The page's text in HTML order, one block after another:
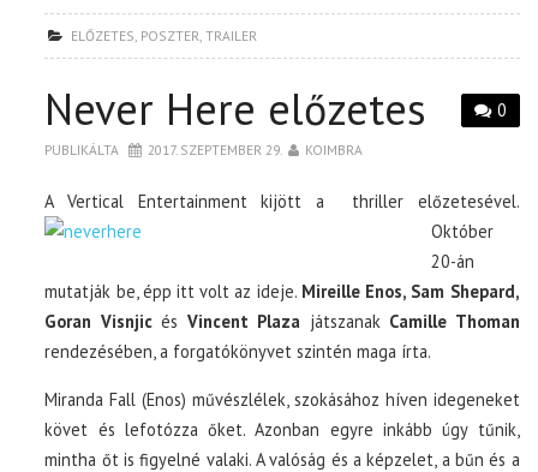
ELŐZETES POSZTER ,TRAILER
0
Never Here előzetes
PUBLIKÁLTA 2017. SZEPTEMBER 29. KOIMBRA
A Vertical Entertainment kijött a
thriller előzetesével.
Október
20-án
mutatják be, épp itt volt az ideje. Mireille Enos, Sam Shepard,
Goran Visnjicés Vincent Plaza játszanak Camille Thoman
rendezésében, a forgatókönyvet szintén maga írta.
Miranda Fall (Enos) művészlélek, szokásához híven idegeneket
követ és lefotózza őket. Azonban egyre inkább úgy tűnik,
mintha őt is figyelné valaki. A valóság és a képzelet, a bűn és a